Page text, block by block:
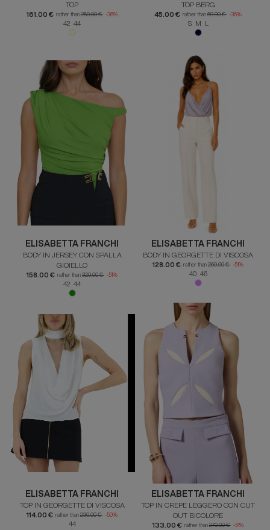
TOP
161.00 € rather than250.00 € -36%
42 44
TOP BERG
45.00 € rather than 69.90 € -36%
S M L
ELISABETTA FRANCHI
BODY IN JERSEY CON SPALLA
GIOIELLO
158.00 € rather than 320.00 € -51%
42 44
ELISABETTA FRANCHI
BODY IN GEORGETTE DI VISCOSA
128.00 € rather than 260.00 € -51%
40 46
ELISABETTA FRANCHI
TOP IN GEORGETTE DI VISCOSA
114.00 € rather than 230.00 € -50%
44
ELISABETTA FRANCHI
TOP IN CREPE LEGGERO CON CUT
OUT BICOLORE
133.00 € rather than270.00 € -51%